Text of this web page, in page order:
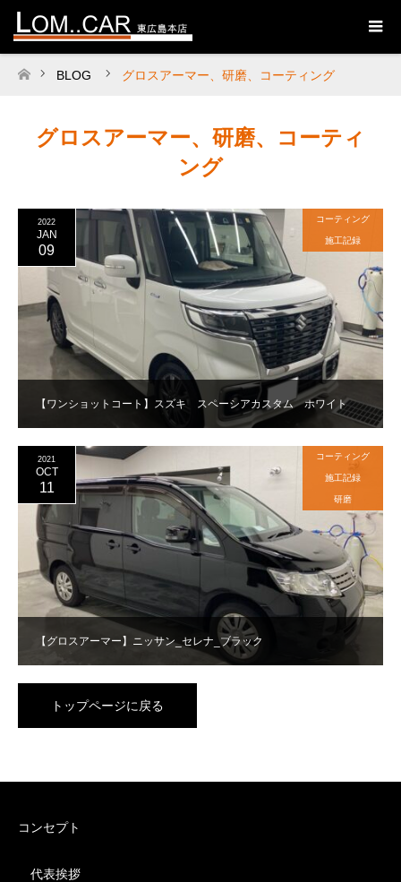
ホーム
BLOG グロスアーマー、研磨、コーティング
グロスアーマー、研磨、コーティ
ング
【ワンショットコート】スズキ スペーシアカスタム ホワイト
2022
JAN
09
コーティング
施工記録
【グロスアーマー】ニッサン_セレナ_ブラック
2021
OCT
11
コーティング
施工記録
研磨
トップページに戻る
コンセプト
代表挨拶